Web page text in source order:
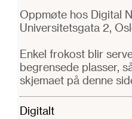
Oppmøte hos Digital
Universitetsgata 2,
Enkel frokost blir
begrensede plasser,
skjemaet på denne
Digitalt